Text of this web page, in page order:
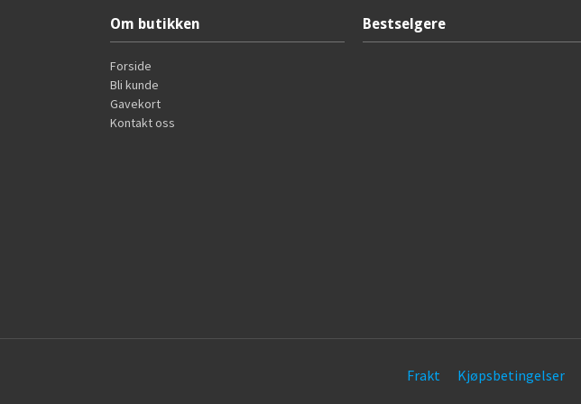
Om butikken
Forside
Bli kunde
Gavekort
Kontakt oss
Bestselgere
Frakt Kjøpsbetingelser